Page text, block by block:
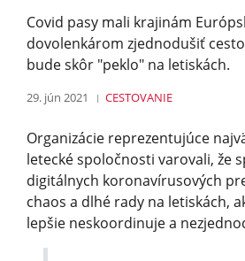
Covid pasy mali krajinám
dovolenkárom zjednodušiť
bude skôr "peklo" na letiskách.
29. jún 2021 CESTOVANIE
Organizácie reprezentujúce
letecké spoločnosti varovali, že
digitálnych koronavírusových
chaos a dlhé rady na letiskách,
lepšie neskoordinuje a